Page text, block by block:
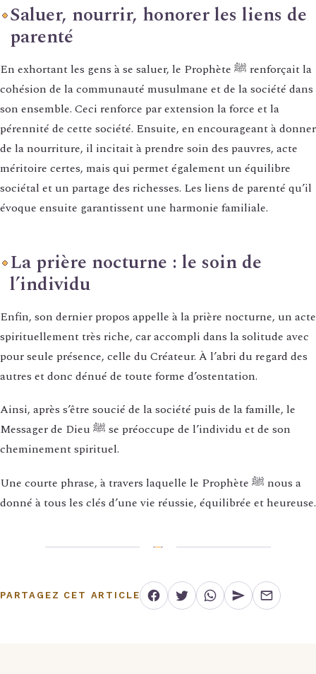
Saluer, nourrir, honorer les liens de
parenté
En exhortant les gens à se saluer, le Prophète ﷺ renforçait la
cohésion de la communauté musulmane et de la société dans
son ensemble. Ceci renforce par extension la force et la
pérennité de cette société. Ensuite, en encourageant à donner
de la nourriture, il incitait à prendre soin des pauvres, acte
méritoire certes, mais qui permet également un équilibre
sociétal et un partage des richesses. Les liens de parenté qu’il
évoque ensuite garantissent une harmonie familiale.
La prière nocturne : le soin de
l’individu
Enfin, son dernier propos appelle à la prière nocturne, un acte
spirituellement très riche, car accompli dans la solitude avec
pour seule présence, celle du Créateur. À l’abri du regard des
autres et donc dénué de toute forme d’ostentation.
Ainsi, après s’être soucié de la société puis de la famille, le
Messager de Dieu ﷺ se préoccupe de l’individu et de son
cheminement spirituel.
Une courte phrase, à travers laquelle le Prophète ﷺ nous a
donné à tous les clés d’une vie réussie, équilibrée et heureuse.
PARTAGEZ CET ARTICLE